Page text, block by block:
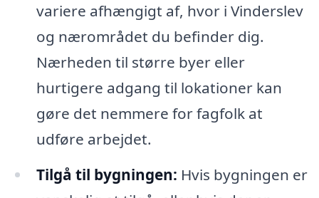
variere afhængigt af, hvor i Vinderslev
og nærområdet du befinder dig.
Nærheden til større byer eller
hurtigere adgang til lokationer kan
gøre det nemmere for fagfolk at
udføre arbejdet.
Tilgå til bygningen: Hvis bygningen er